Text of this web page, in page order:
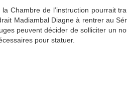
Chambre de l’instruction pourrait
Madiambal Diagne à rentrer au
peuvent décider de solliciter un
pour statuer.